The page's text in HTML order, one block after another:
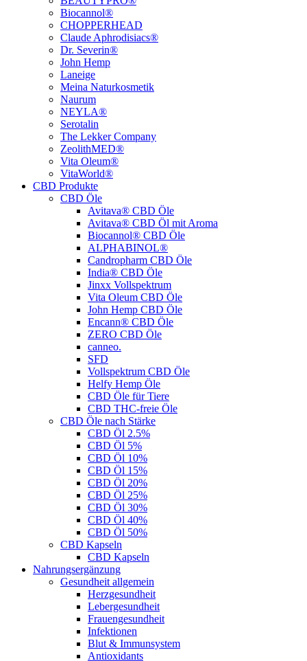
Biocannol®
CHOPPERHEAD
Claude Aphrodisiacs®
Dr. Severin®
John Hemp
Laneige
Meina Naturkosmetik
Naurum
NEYLA®
Serotalin
The Lekker Company
ZeolithMED®
Vita Oleum®
VitaWorld®
CBD Produkte
CBD Öle
Avitava® CBD Öle
Avitava® CBD Öl mit Aroma
Biocannol® CBD Öle
ALPHABINOL®
Candropharm CBD Öle
India® CBD Öle
Jinxx Vollspektrum
Vita Oleum CBD Öle
John Hemp CBD Öle
Encann® CBD Öle
ZERO CBD Öle
canneo.
SFD
Vollspektrum CBD Öle
Helfy Hemp Öle
CBD Öle für Tiere
CBD THC-freie Öle
CBD Öle nach Stärke
CBD Öl 2.5%
CBD Öl 5%
CBD Öl 10%
CBD Öl 15%
CBD Öl 20%
CBD Öl 25%
CBD Öl 30%
CBD Öl 40%
CBD Öl 50%
CBD Kapseln
CBD Kapseln
Nahrungsergänzung
Gesundheit allgemein
Herzgesundheit
Lebergesundheit
Frauengesundheit
Infektionen
Blut & Immunsystem
Antioxidants